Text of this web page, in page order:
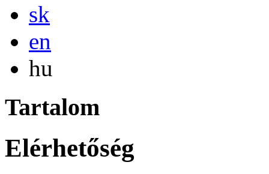
sk
en
hu
Tartalom
Elérhetőség